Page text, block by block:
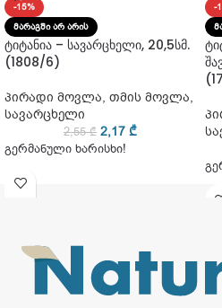
-15%
ᲛᲐᲠᲐᲒᲨᲘ ᲐᲠ ᲐᲠᲘᲡ
ტიტანია – სავარცხელი, 20,5სმ.
(1808/6)
პირადი მოვლა, თმის მოვლა,
სავარცხელი
2,55₾ 2,17 ₾
გერმანული ხარისხი!
-